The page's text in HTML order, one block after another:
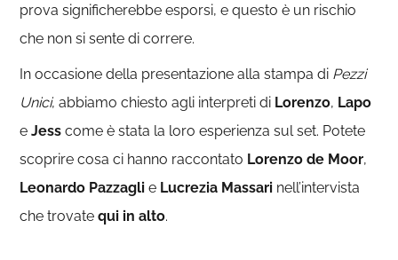
prova significherebbe esporsi, e questo è un rischio
che non si sente di correre.
In occasione della presentazione alla stampa di Pezzi
Unici, abbiamo chiesto agli interpreti di Lorenzo, Lapo
eJess come è stata la loro esperienza sul set. Potete
scoprire cosa ci hanno raccontato Lorenzo de Moor,
Leonardo Pazzagli e Lucrezia Massari nell’intervista
che trovatequi in alto.